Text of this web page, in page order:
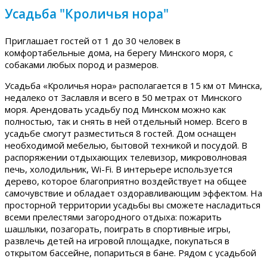
Усадьба "Кроличья нора"
Приглашает гостей от 1 до 30 человек в
комфортабельные дома, на берегу Минского моря, с
собаками любых пород и размеров.
Усадьба «Кроличья нора» располагается в 15 км от Минска,
недалеко от Заславля и всего в 50 метрах от Минского
моря. Арендовать усадьбу под Минском можно как
полностью, так и снять в ней отдельный номер. Всего в
усадьбе смогут разместиться 8 гостей. Дом оснащен
необходимой мебелью, бытовой техникой и посудой. В
распоряжении отдыхающих телевизор, микроволновая
печь, холодильник, Wi-Fi. В интерьере используется
дерево, которое благоприятно воздействует на общее
самочувствие и обладает оздоравливающим эффектом. На
просторной территории усадьбы вы сможете насладиться
всеми прелестями загородного отдыха: пожарить
шашлыки, позагорать, поиграть в спортивные игры,
развлечь детей на игровой площадке, покупаться в
открытом бассейне, попариться в бане. Рядом с усадьбой